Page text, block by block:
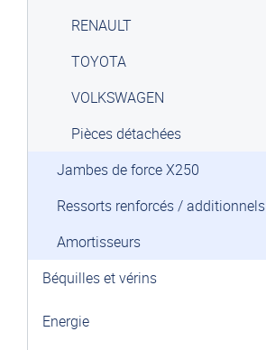
RENAULT
TOYOTA
VOLKSWAGEN
Pièces détachées
Jambes de force X250
Ressorts renforcés / additionnels
Amortisseurs
Béquilles et vérins
Energie